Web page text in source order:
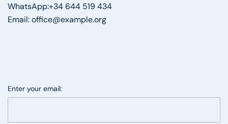
WhatsApp:+34 644 519 434
Email: office@example.org
Enter your email: